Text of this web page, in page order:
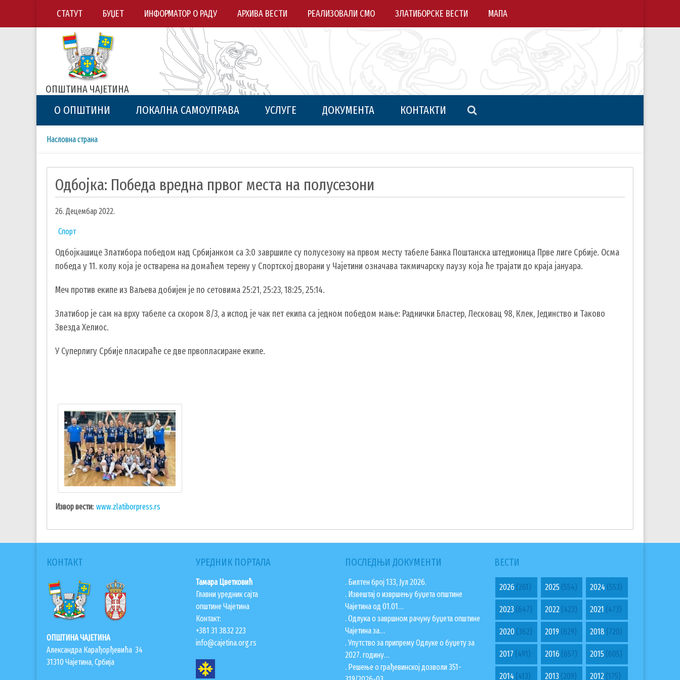
СТАТУТ БУЏЕТ ИНФОРМАТОР О РАДУ АРХИВА ВЕСТИ РЕАЛИЗОВАЛИ СМО ЗЛАТИБОРСКЕ ВЕСТИ МАПА
ОПШТИНА ЧАЈЕТИНА
О ОПШТИНИ ЛОКАЛНА САМОУПРАВА УСЛУГЕ ДОКУМЕНТА КОНТАКТИ
Breadcrumbs
You
Насловна страна
Одбојка: Победа вредна првог места на полусезони
26. Децембар 2022.
Спорт
Одбојкашице Златибора победом над Србијанком са 3:0 завршиле су полусезону на првом месту табеле Банка Поштанска штедионица Прве лиге Србије. Осма
победа у 11. колу која је остварена на домаћем терену у Спортској дворани у Чајетини означава такмичарску паузу која ће трајати до краја јануара.
Меч против екипе из Ваљева добијен је по сетовима 25:21, 25:23, 18:25, 25:14.
Златибор је сам на врху табеле са скором 8/3, а испод је чак пет екипа са једном победом мање: Раднички Бластер, Лесковац 98, Клек, Јединство и Таково
Звезда Хелиос.
У Суперлигу Србије пласираће се две првопласиране екипе.
Извор вести www.zlatiborpress.rs
КОНТАКТ
ОПШТИНА ЧАЈЕТИНА
Александра Карађорђевића 34
31310 Чајетина, Србија
УРЕДНИК ПОРТАЛА
Тамара Цветковић
Главни уредник сајта
општине Чајетина
Контакт:
+381 31 3832 223
info@cajetina.org.rs
ПОСЛЕДЊИ ДОКУМЕНТИ
. Билтен број 133, Јул 2026.
. Извештај о извршењу буџета општине
Чајетина од 01.01…
. Одлука о завршном рачуну буџета општине
Чајетина за…
. Упутство за припрему Одлуке о буџету за
2027. годину…
. Решење о грађевинској дозволи 351-
ВЕСТИ
2026 (261) 2025(554) 2024 (553)
2023 (647) 2022(423) 2021 (473)
2020 (362) 2019(629) 2018 (720)
2017 (491) 2016(657) 2015 (605)
2014 (413) 2013(209) 2012 (175)